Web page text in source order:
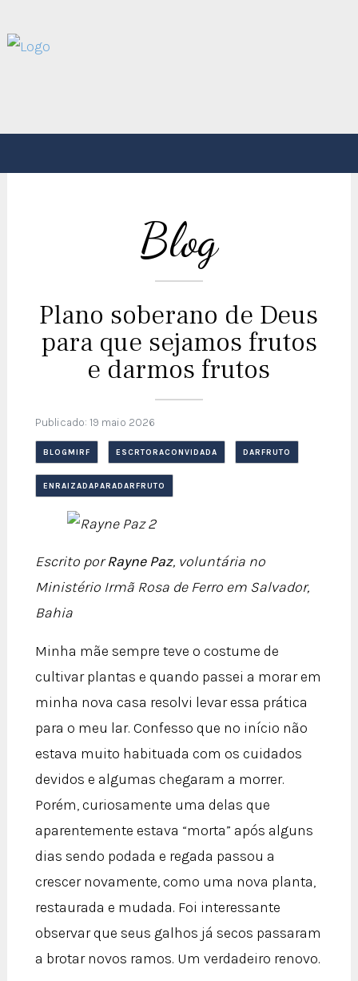
Blog
Plano soberano de Deus
para que sejamos frutos
e darmos frutos
Publicado: 19 maio 2026
BLOGMIRF ESCRTORACONVIDADA DARFRUTO
ENRAIZADAPARADARFRUTO
Escrito porRayne Paz, voluntária no
Ministério Irmã Rosa de Ferro em Salvador,
Bahia
Minha mãe sempre teve o costume de
cultivar plantas e quando passei a morar em
minha nova casa resolvi levar essa prática
para o meu lar. Confesso que no início não
estava muito habituada com os cuidados
devidos e algumas chegaram a morrer.
Porém, curiosamente uma delas que
aparentemente estava “morta” após alguns
dias sendo podada e regada passou a
crescer novamente, como uma nova planta,
restaurada e mudada. Foi interessante
observar que seus galhos já secos passaram
a brotar novos ramos. Um verdadeiro renovo.